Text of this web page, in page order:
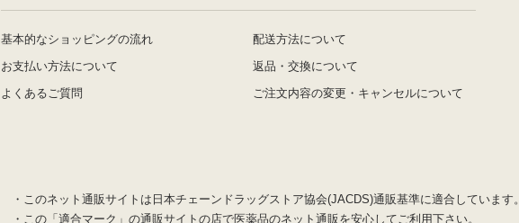
基本的なショッピングの流れ
配送方法について
お支払い方法について
返品・交換について
よくあるご質問
ご注文内容の変更・キャンセルについて
・このネット通販サイトは日本チェーンドラッグストア協会(JACDS)通販基準に適合しています。
・この「適合マーク」の通販サイトの店で医薬品のネット通販を安心してご利用下さい。